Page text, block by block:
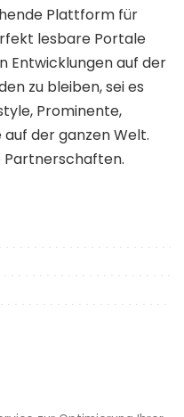
Plattform für
lesbare Portale
Entwicklungen auf der
zu bleiben, sei es
Prominente,
auf der ganzen Welt.
Partnerschaften.